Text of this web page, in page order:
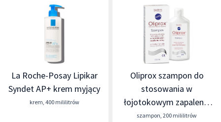
La Roche-Posay Lipikar
Syndet AP+ krem myjący
krem, 400 mililitrów
Oliprox szampon do
stosowania w
łojotokowym zapaleniu
skóry
szampon, 200 mililitrów